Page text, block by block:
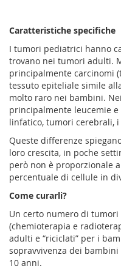
Caratteristiche specifiche
I tumori pediatrici hanno
trovano nei tumori adulti.
principalmente carcinomi
tessuto epiteliale simile
molto raro nei bambini.
principalmente leucemie
linfatico, tumori cerebrali,
Queste differenze
loro crescita, in poche
però non è proporzionale
percentuale di cellule in
Come curarli?
Un certo numero di
(chemioterapia e
adulti e “riciclati” per i
sopravvivenza dei
10 anni.